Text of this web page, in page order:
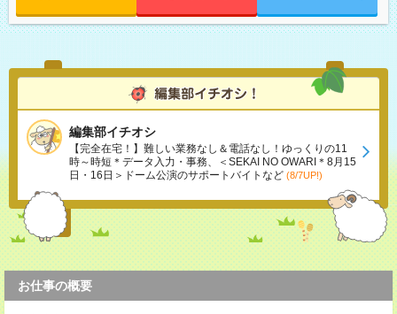
編集部イチオシ
【完全在宅！】難しい業務なし＆電話なし！ゆっくりの11
時～時短＊データ入力・事務、＜SEKAI NO OWARI＊8月15
日・16日＞ドーム公演のサポートバイトなど (8/7UP!)
お仕事の概要